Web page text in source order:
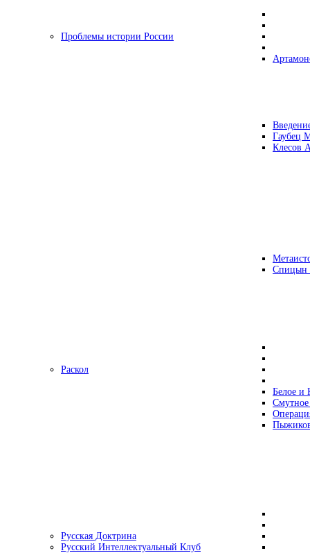
Проблемы истории России
Гаубец
Клесов
Раскол
Белое и
Русская Доктрина
Русский Интеллектуальный Клуб